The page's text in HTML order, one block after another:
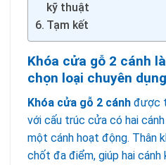
kỹ thuật
Tạm kết
Khóa cửa gỗ 2 cánh
chọn loại chuyên dụng
Khóa cửa gỗ 2 cánh được
với cấu trúc cửa có hai
một cánh hoạt động. Thân
chốt đa điểm, giúp hai